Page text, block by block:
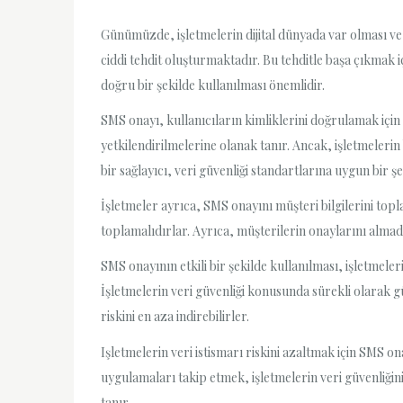
Günümüzde, işletmelerin dijital dünyada var olması
ciddi tehdit oluşturmaktadır. Bu tehditle başa çıkmak
doğru bir şekilde kullanılması önemlidir.
SMS onayı, kullanıcıların kimliklerini doğrulamak
yetkilendirilmelerine olanak tanır. Ancak,
bir sağlayıcı, veri güvenliği standartlarına uygun bir
İşletmeler ayrıca, SMS onayını müşteri bilgilerini
toplamalıdırlar. Ayrıca, müşterilerin onaylarını
SMS onayının etkili bir şekilde kullanılması,
İşletmelerin veri güvenliği konusunda sürekli olarak
riskini en aza indirebilirler.
Işletmelerin veri istismarı riskini azaltmak için SMS
uygulamaları takip etmek, işletmelerin veri